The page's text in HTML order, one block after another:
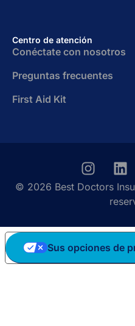
Centro de atención
Conéctate con nosotros
Preguntas frecuentes
First Aid Kit
© 2026 Best Doctors
Sus opciones de